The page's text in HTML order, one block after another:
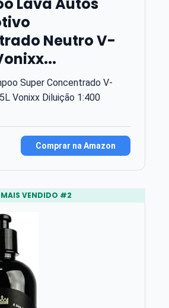
Neutro V-
Super Concentrado V-
Vonixx Diluição 1:400
Comprar na Amazon
MAIS VENDIDO #2